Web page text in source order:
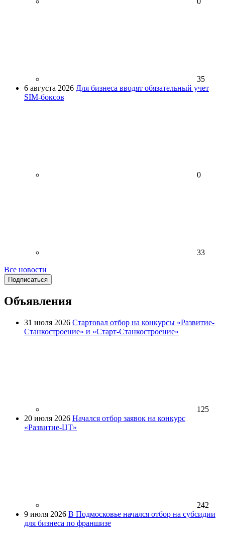
35
6 августа 2026 Для бизнеса вводят обязательный учет
SIM-боксов
0
33
Все новости
Подписаться
Объявления
31 июля 2026 Стартовал отбор на конкурсы «Развитие-
Станкостроение» и «Старт-Станкостроение»
125
20 июля 2026 Начался отбор заявок на конкурс
«Развитие-ЦТ»
242
9 июля 2026 В Подмосковье начался отбор на субсидии
для бизнеса по франшизе